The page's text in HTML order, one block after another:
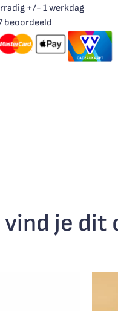
+/- 1 werkdag
beoordeeld
je dit